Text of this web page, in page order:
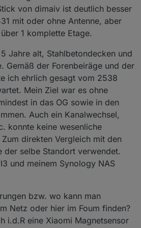
von dimaiv ist deutlich besser
mit oder ohne Antenne, aber
1 komplette Etage.
Jahre alt, Stahlbetondecken und
Gemäß der Forenbeiräge und der
ich ehrlich gesagt vom 2538
Mein Ziel war es ohne
in das OG sowie in den
Auch ein Kanalwechsel,
konnte keine wesenliche
direkten Vergleich mit den
der selbe Standort verwendet.
und meinem Synology NAS
bzw. wo kann man
Netz oder hier im Foum finden?
i.d.R eine Xiaomi Magnetsensor